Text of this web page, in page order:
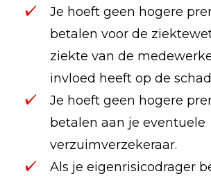
Je hoeft geen hogere
betalen voor de
ziekte van de
invloed heeft op de
Je hoeft geen hogere
betalen aan je eventuele
verzuimverzekeraar.
Als je eigenrisicodrager